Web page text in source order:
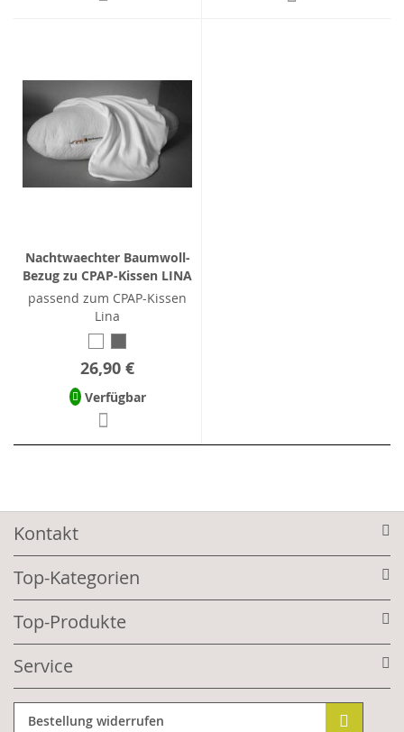
Nachtwaechter Baumwoll-
Bezug zu CPAP-Kissen LINA
passend zum CPAP-Kissen
Lina
26,90 €
Verfügbar
Kontakt
Top-Kategorien
Top-Produkte
Service
Bestellung widerrufen